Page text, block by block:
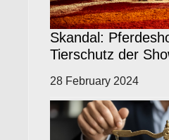
Skandal:
Tierschutz der
28 February 2024